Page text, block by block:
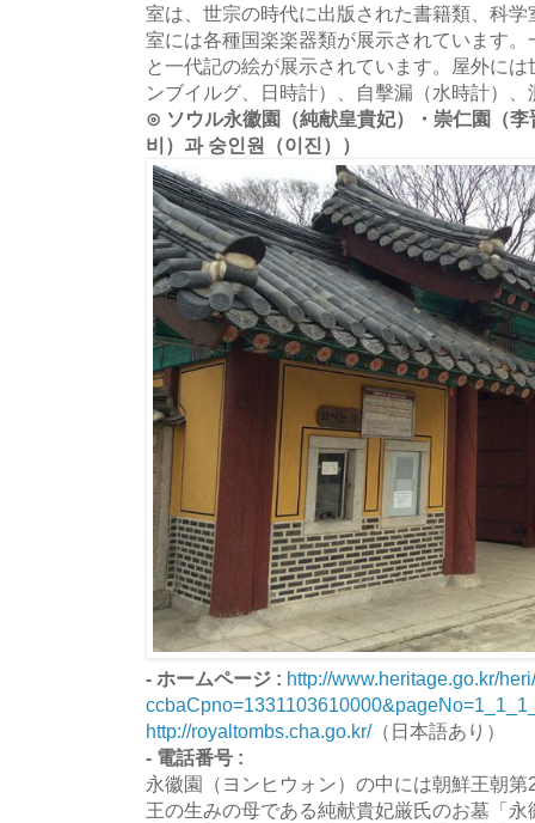
室は、世宗の時代に出版された書籍類、科
室には各種国楽楽器類が展示されています
と一代記の絵が展示されています。屋外に
ンブイルグ、日時計）、自擊漏（水時計）
⊙ ソウル永徽園（純献皇貴妃）・崇仁園（
비）과 숭인원（이진））
- ホームページ : http://www.heritage.go.kr/
http://royaltombs.cha.go.kr/（日本語あり）
- 電話番号 :
永徽園（ヨンヒウォン）の中には朝鮮王朝
王の生みの母である純献貴妃厳氏のお墓「